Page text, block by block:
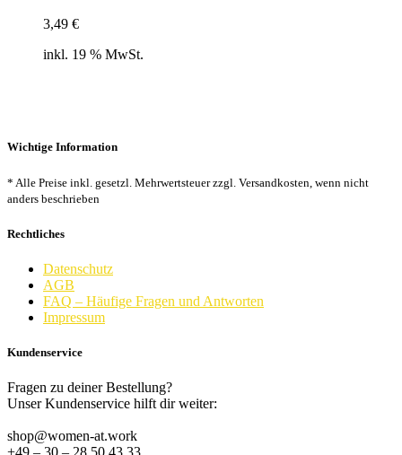
3,49 €
inkl. 19 % MwSt.
Wichtige Information
* Alle Preise inkl. gesetzl. Mehrwertsteuer zzgl. Versandkosten, wenn nicht
anders beschrieben
Rechtliches
Datenschutz
AGB
FAQ – Häufige Fragen und Antworten
Impressum
Kundenservice
Fragen zu deiner Bestellung?
Unser Kundenservice hilft dir weiter:
shop@women-at.work
+49 – 30 – 28 50 43 33